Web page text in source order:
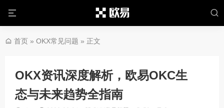
首页 » OKX常见问题 » 正文
OKX资讯深度解析，欧易OKC生
态与未来趋势全指南